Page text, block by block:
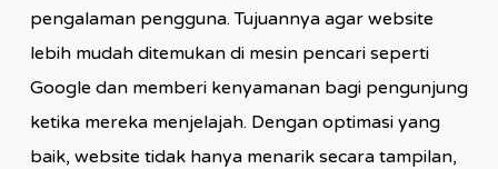
pengalaman pengguna. Tujuannya agar website
lebih mudah ditemukan di mesin pencari seperti
Google dan memberi kenyamanan bagi pengunjung
ketika mereka menjelajah. Dengan optimasi yang
baik, website tidak hanya menarik secara tampilan,